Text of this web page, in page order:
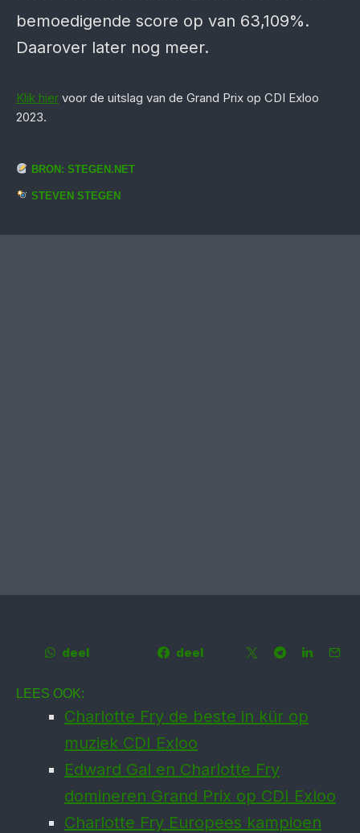
bemoedigende score op van 63,109%.
Daarover later nog meer.
Klik hier voor de uitslag van de Grand Prix op CDI Exloo
2023.
BRON: STEGEN.NET
STEVEN STEGEN
deel deel
LEES OOK:
Charlotte Fry de beste in kür op
muziek CDI Exloo
Edward Gal en Charlotte Fry
domineren Grand Prix op CDI Exloo
Charlotte Fry Europees kampioen